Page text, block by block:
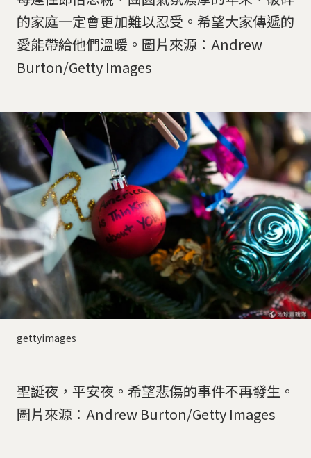
的家庭一定會更加難以忍受。希望大家傳遞的
愛能帶給他們溫暖。圖片來源：Andrew
Burton/Getty Images
gettyimages
聖誕夜，平安夜。希望悲傷的事件不再發生。
圖片來源：Andrew Burton/Getty Images